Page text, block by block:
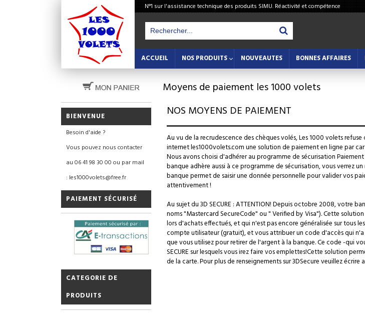
N°1 sur l'assistance technique des produits SIMU. Réactivité et compétence
ACCUEIL
NOS PRODUITS NOUVEAUTES BONNES AFFAIRES
BIENVENUE
Besoin d'aide ?
Vous pouvez nous contacter
au 06 41 98 30 00 ou par mail
: les1000volets@free.fr
PAIEMENT SÉCURISÉ
CATEGORIE DE
PRODUITS
Moyens de paiement les 1000 volets
NOS MOYENS DE PAIEMENT
Au vu de la recrudescence des chèques volés, Les 1000 volets
internet les1000volets.com une solution de paiement en ligne par
Nous avons choisi d'adhérer au programme de sécurisation
banque adhère aussi à ce programme de sécurisation, vous verrez
banque permet de saisir une donnée personnelle pour valider vos
attentivement !
Au sujet du 3D SECURE : ATTENTION!Depuis octobre 2008, votre
noms "Mastercard SecureCode" ou " Verified by Visa").Cette
lors d'achats effectués, et qui n'est pas encore généralisée sur tous
compte utilisateur (gratuit), et vous attribuer un code d'accès qui
que vous utilisez pour retirer de l'argent à la banque. Ce code -qui
SECURE sur lesquels vous irez faire vos emplettes!Cette solution
de la carte.Pour plus de renseignements sur 3DSecure veuillez écrire